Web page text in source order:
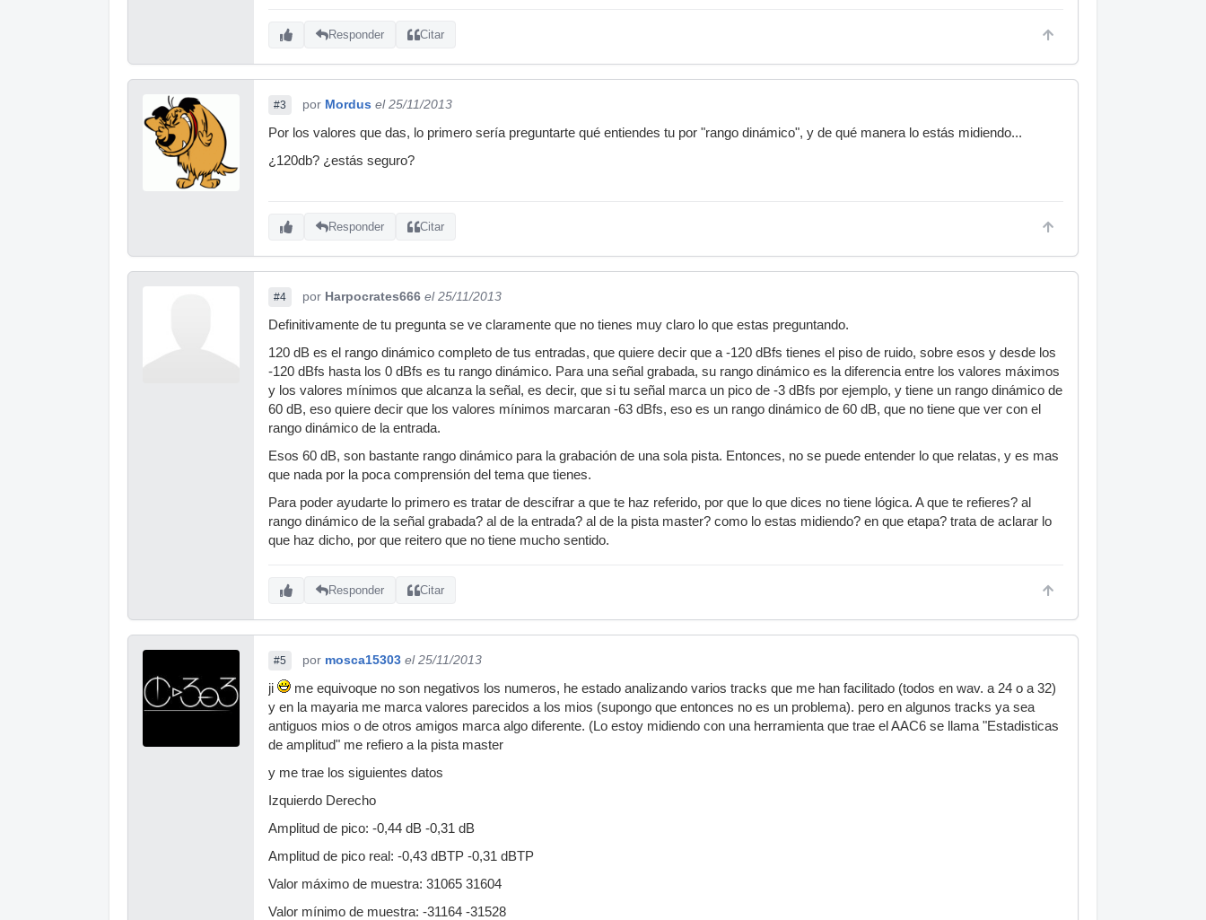
Responder Citar
#3 por Mordus el 25/11/2013
Por los valores que das, lo primero sería preguntarte qué entiendes tu por "rango dinámico", y de qué manera lo estás midiendo...
¿120db? ¿estás seguro?
Responder Citar
#4 por Harpocrates666 el 25/11/2013
Definitivamente de tu pregunta se ve claramente que no tienes muy claro lo que estas preguntando.
120 dB es el rango dinámico completo de tus entradas, que quiere decir que a -120 dBfs tienes el piso de ruido, sobre esos y desde los
-120 dBfs hasta los 0 dBfs es tu rango dinámico. Para una señal grabada, su rango dinámico es la diferencia entre los valores máximos
y los valores mínimos que alcanza la señal, es decir, que si tu señal marca un pico de -3 dBfs por ejemplo, y tiene un rango dinámico de
60 dB, eso quiere decir que los valores mínimos marcaran -63 dBfs, eso es un rango dinámico de 60 dB, que no tiene que ver con el
rango dinámico de la entrada.
Esos 60 dB, son bastante rango dinámico para la grabación de una sola pista. Entonces, no se puede entender lo que relatas, y es mas
que nada por la poca comprensión del tema que tienes.
Para poder ayudarte lo primero es tratar de descifrar a que te haz referido, por que lo que dices no tiene lógica. A que te refieres? al
rango dinámico de la señal grabada? al de la entrada? al de la pista master? como lo estas midiendo? en que etapa? trata de aclarar lo
que haz dicho, por que reitero que no tiene mucho sentido.
Responder Citar
#5 por mosca15303 el 25/11/2013
ji
me equivoque no son negativos los numeros, he estado analizando varios tracks que me han facilitado (todos en wav. a 24 o a 32)
y en la mayaria me marca valores parecidos a los mios (supongo que entonces no es un problema). pero en algunos tracks ya sea
antiguos mios o de otros amigos marca algo diferente. (Lo estoy midiendo con una herramienta que trae el AAC6 se llama "Estadisticas
de amplitud" me refiero a la pista master
y me trae los siguientes datos
Izquierdo Derecho
Amplitud de pico: -0,44 dB -0,31 dB
Amplitud de pico real: -0,43 dBTP -0,31 dBTP
Valor máximo de muestra: 31065 31604
Valor mínimo de muestra: -31164 -31528